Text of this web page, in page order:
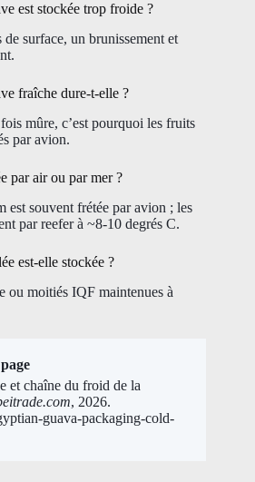
est stockée trop froide ?
surface, un brunissement et
fraîche dure-t-elle ?
mûre, c’est pourquoi les fruits
par avion.
par air ou par mer ?
est souvent frétée par avion ; les
par reefer à ~8-10 degrés C.
est-elle stockée ?
ou moitiés IQF maintenues à
et chaîne du froid de la
, 2026.
guava-packaging-cold-